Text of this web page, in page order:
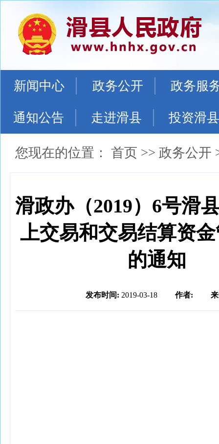
新闻中心 政务公开 政务服
通知公告 走进滑县 投资滑县
您现在的位置： 首页 >> 政务公开
滑政办（2019）6号滑
上交易和交易结算资
的通知
发布时间: 2019-03-18 作者: